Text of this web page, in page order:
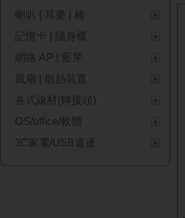
喇叭 | 耳麥 | 椅
記憶卡 | 隨身碟
網路 AP | 藍芽
風扇 | 散熱裝置
各式線材(轉接頭)
OS/office/軟體
3C家電/USB週邊